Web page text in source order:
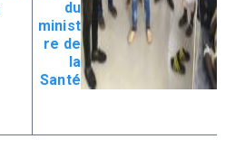
du
minist
re de
la
Santé